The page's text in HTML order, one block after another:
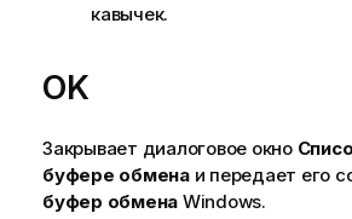
кавычек.
OK
Закрывает диалоговое окно
буфере обменаи передает его
буфер обмена Windows.